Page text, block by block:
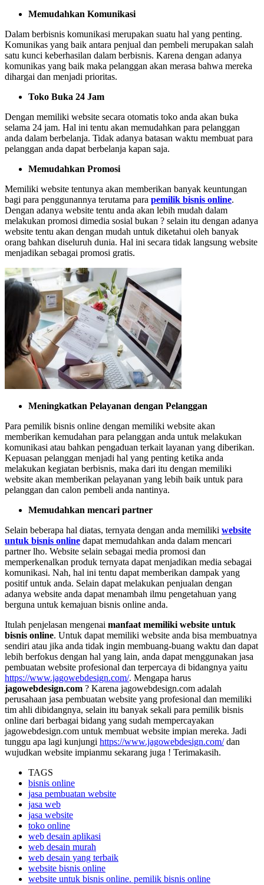
Memudahkan Komunikasi
Dalam berbisnis komunikasi merupakan suatu hal yang penting.
Komunikas yang baik antara penjual dan pembeli merupakan salah
satu kunci keberhasilan dalam berbisnis. Karena dengan adanya
komunikas yang baik maka pelanggan akan merasa bahwa mereka
dihargai dan menjadi prioritas.
Toko Buka 24 Jam
Dengan memiliki website secara otomatis toko anda akan buka
selama 24 jam. Hal ini tentu akan memudahkan para pelanggan
anda dalam berbelanja. Tidak adanya batasan waktu membuat para
pelanggan anda dapat berbelanja kapan saja.
Memudahkan Promosi
Memiliki website tentunya akan memberikan banyak keuntungan
bagi para penggunannya terutama para pemilik bisnis online.
Dengan adanya website tentu anda akan lebih mudah dalam
melakukan promosi dimedia sosial bukan ? selain itu dengan adanya
website tentu akan dengan mudah untuk diketahui oleh banyak
orang bahkan diseluruh dunia. Hal ini secara tidak langsung website
menjadikan sebagai promosi gratis.
Meningkatkan Pelayanan dengan Pelanggan
Para pemilik bisnis online dengan memiliki website akan
memberikan kemudahan para pelanggan anda untuk melakukan
komunikasi atau bahkan pengaduan terkait layanan yang diberikan.
Kepuasan pelanggan menjadi hal yang penting ketika anda
melakukan kegiatan berbisnis, maka dari itu dengan memiliki
website akan memberikan pelayanan yang lebih baik untuk para
pelanggan dan calon pembeli anda nantinya.
Memudahkan mencari partner
Selain beberapa hal diatas, ternyata dengan anda memiliki website
untuk bisnis online dapat memudahkan anda dalam mencari
partner lho. Website selain sebagai media promosi dan
memperkenalkan produk ternyata dapat menjadikan media sebagai
komunikasi. Nah, hal ini tentu dapat memberikan dampak yang
positif untuk anda. Selain dapat melakukan penjualan dengan
adanya website anda dapat menambah ilmu pengetahuan yang
berguna untuk kemajuan bisnis online anda.
Itulah penjelasan mengenai manfaat memiliki website untuk
bisnis online. Untuk dapat memiliki website anda bisa membuatnya
sendiri atau jika anda tidak ingin membuang-buang waktu dan dapat
lebih berfokus dengan hal yang lain, anda dapat menggunakan jasa
pembuatan website profesional dan terpercaya di bidangnya yaitu
https://www.jagowebdesign.com/. Mengapa harus
jagowebdesign.com ? Karena jagowebdesign.com adalah
perusahaan jasa pembuatan website yang profesional dan memiliki
tim ahli dibidangnya, selain itu banyak sekali para pemilik bisnis
online dari berbagai bidang yang sudah mempercayakan
jagowebdesign.com untuk membuat website impian mereka. Jadi
tunggu apa lagi kunjungi https://www.jagowebdesign.com/dan
wujudkan website impianmu sekarang juga ! Terimakasih.
TAGS
bisnis online
jasa pembuatan website
jasa web
jasa website
toko online
web desain aplikasi
web desain murah
web desain yang terbaik
website bisnis online
website untuk bisnis online. pemilik bisnis online